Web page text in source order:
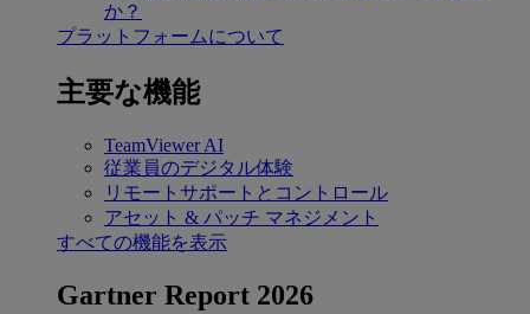
か？
プラットフォームについて
主要な機能
TeamViewer AI
従業員のデジタル体験
リモートサポートとコントロール
アセット & パッチ マネジメント
すべての機能を表示
Gartner Report 2026